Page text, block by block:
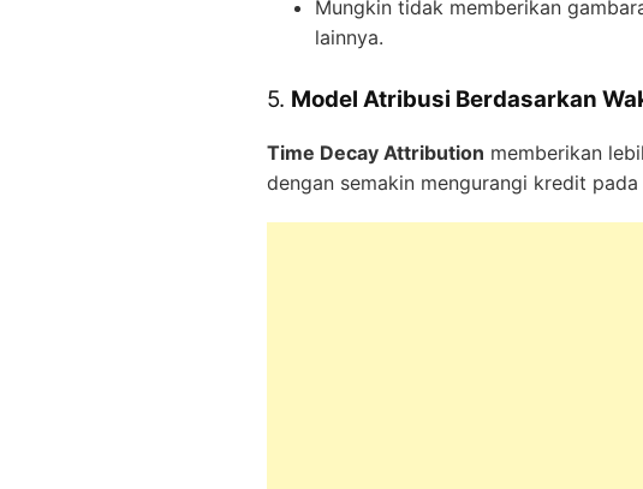
Mungkin tidak memberikan
lainnya.
5. Model Atribusi Berdasarkan
Time Decay Attribution memberikan
dengan semakin mengurangi kredit